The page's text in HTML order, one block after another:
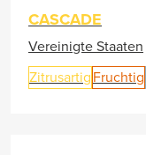
CASCADE
Vereinigte Staaten
Zitrusartig Fruchtig